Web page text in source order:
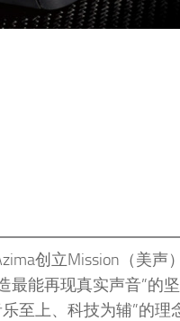
创立Mission（美
最能再现真实声音”的
至上、科技为辅”的